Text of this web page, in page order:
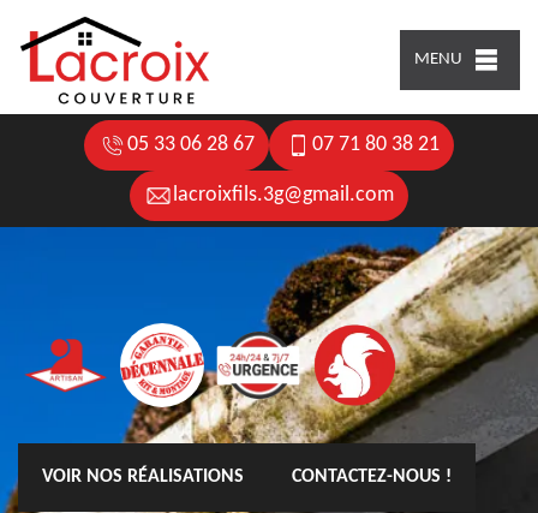
MENU
05 33 06 28 67 07 71 80 38 21
lacroixfils.3g@gmail.com
VOIR NOS RÉALISATIONS CONTACTEZ-NOUS !